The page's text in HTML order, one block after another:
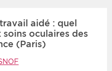
aidé : quel
soins oculaires des
(Paris)